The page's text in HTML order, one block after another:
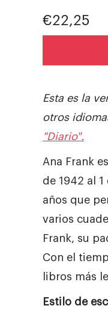
€22,25
Esta es la
otros
"Diario".
Ana Frank
de 1942 al
años que
varios
Frank, su
Con el
libros más
Estilo de